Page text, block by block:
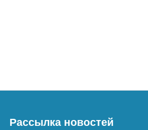
Рассылка новостей